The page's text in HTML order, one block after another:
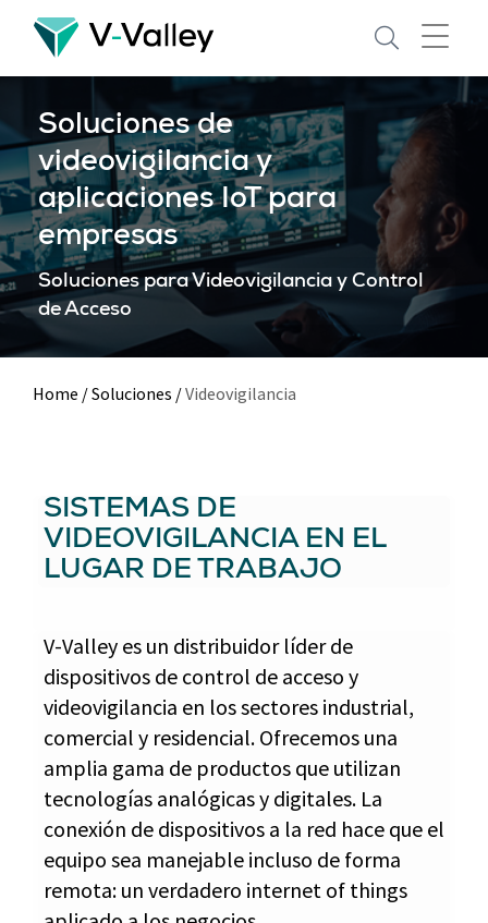
Skip
main
content
Soluciones de
videovigilancia y
aplicaciones IoT para
empresas
Soluciones para Videovigilancia y Control
de Acceso
Home /Soluciones /Videovigilancia
SISTEMAS DE
VIDEOVIGILANCIA EN EL
LUGAR DE TRABAJO
V-Valley es un distribuidor líder de
dispositivos de control de acceso y
videovigilancia en los sectores industrial,
comercial y residencial. Ofrecemos una
amplia gama de productos que utilizan
tecnologías analógicas y digitales. La
conexión de dispositivos a la red hace que el
equipo sea manejable incluso de forma
remota: un verdadero internet of things